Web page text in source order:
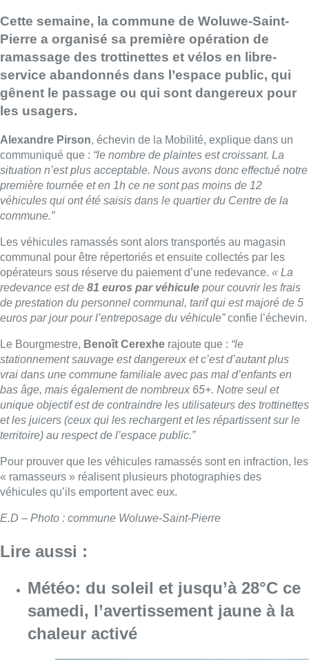
Cette semaine, la commune de Woluwe-Saint-
Pierre a organisé sa première opération de
ramassage des trottinettes et vélos en libre-
service abandonnés dans l’espace public, qui
gênent le passage ou qui sont dangereux pour
les usagers.
Alexandre Pirson, échevin de la Mobilité, explique dans un
communiqué que : “le nombre de plaintes est croissant. La
situation n’est plus acceptable. Nous avons donc effectué notre
première tournée et en 1h ce ne sont pas moins de 12
véhicules qui ont été saisis dans le quartier du Centre de la
commune.”
Les véhicules ramassés sont alors transportés au magasin
communal pour être répertoriés et ensuite collectés par les
opérateurs sous réserve du paiement d’une redevance. « La
redevance est de 81 euros par véhicule pour couvrir les frais
de prestation du personnel communal, tarif qui est majoré de 5
euros par jour pour l’entreposage du véhicule”confie l’échevin.
Le Bourgmestre, Benoît Cerexhe rajoute que : “le
stationnement sauvage est dangereux et c’est d’autant plus
vrai dans une commune familiale avec pas mal d’enfants en
bas âge, mais également de nombreux 65+. Notre seul et
unique objectif estde contraindre les utilisateurs des trottinettes
et les juicers (ceux qui les rechargent et les répartissent sur le
territoire) au respect de l’espace public.”
Pour prouver que les véhicules ramassés sont en infraction, les
« ramasseurs » réalisent plusieurs photographies des
véhicules qu’ils emportent avec eux.
E.D – Photo : commune Woluwe-Saint-Pierre
Lire aussi :
Météo: du soleil et jusqu’à 28°C ce
samedi, l’avertissement jaune à la
chaleur activé